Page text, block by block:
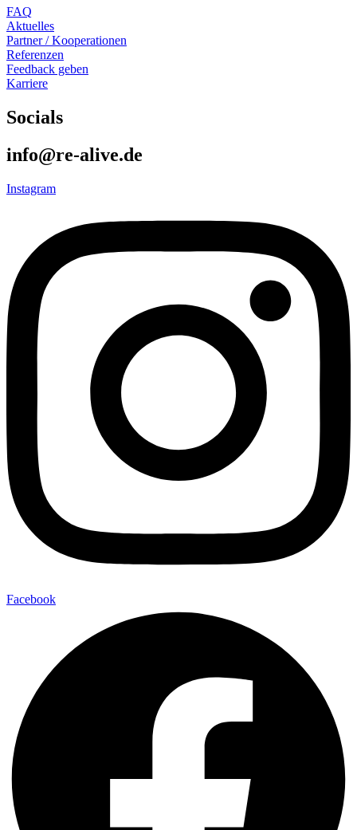
FAQ
Aktuelles
Partner / Kooperationen
Referenzen
Feedback geben
Karriere
Socials
info@re-alive.de
Instagram
Facebook